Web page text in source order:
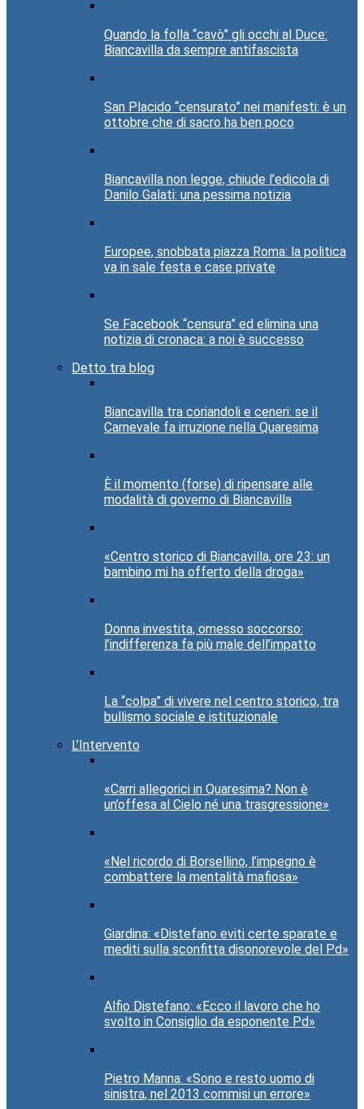
Quando la folla “cavò” gli occhi al Duce:
Biancavilla da sempre antifascista
San Placido “censurato” nei manifesti: è un
ottobre che di sacro ha ben poco
Biancavilla non legge, chiude l’edicola di
Danilo Galati: una pessima notizia
Europee, snobbata piazza Roma: la politica
va in sale festa e case private
Se Facebook “censura” ed elimina una
notizia di cronaca: a noi è successo
Detto tra blog
Biancavilla tra coriandoli e ceneri: se il
Carnevale fa irruzione nella Quaresima
È il momento (forse) di ripensare alle
modalità di governo di Biancavilla
«Centro storico di Biancavilla, ore 23: un
bambino mi ha offerto della droga»
Donna investita, omesso soccorso:
l’indifferenza fa più male dell’impatto
La “colpa” di vivere nel centro storico, tra
bullismo sociale e istituzionale
L’Intervento
«Carri allegorici in Quaresima? Non è
un’offesa al Cielo né una trasgressione»
«Nel ricordo di Borsellino, l’impegno è
combattere la mentalità mafiosa»
Giardina: «Distefano eviti certe sparate e
mediti sulla sconfitta disonorevole del Pd»
Alfio Distefano: «Ecco il lavoro che ho
svolto in Consiglio da esponente Pd»
Pietro Manna: «Sono e resto uomo di
sinistra, nel 2013 commisi un errore»